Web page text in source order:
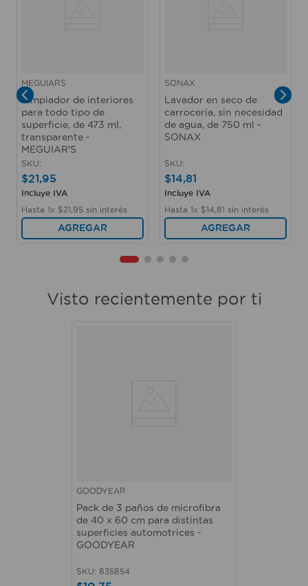
MEGUIARS
Limpiador de interiores
para todo tipo de
superficie, de 473 ml,
transparente -
MEGUIAR'S
SKU:
$21,95
Incluye IVA
Hasta 1x $21 95 sin interés
AGREGAR
SONAX
Lavador en seco de
carrocería, sin necesidad
de agua, de 750 ml -
SONAX
SKU:
$14,81
Incluye IVA
Hasta 1x $14 81 sin interés
AGREGAR
Visto recientemente por ti
GOODYEAR
Pack de 3 paños de microfibra
de 40 x 60 cm para distintas
superficies automotrices -
GOODYEAR
SKU: 835854